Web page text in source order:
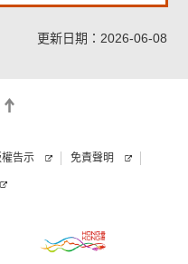
更新日期：2026-06-08
告示 免責聲明